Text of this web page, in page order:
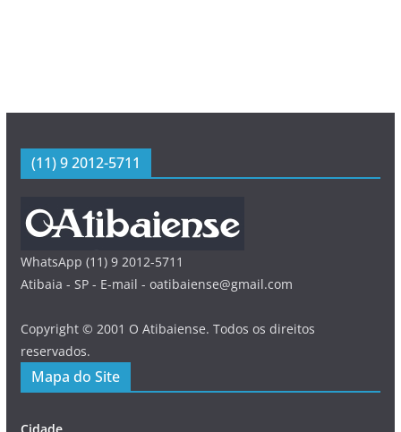
(11) 9 2012-5711
WhatsApp (11) 9 2012-5711
Atibaia - SP - E-mail - oatibaiense@gmail.com
Copyright © 2001 O Atibaiense. Todos os direitos
reservados.
Mapa do Site